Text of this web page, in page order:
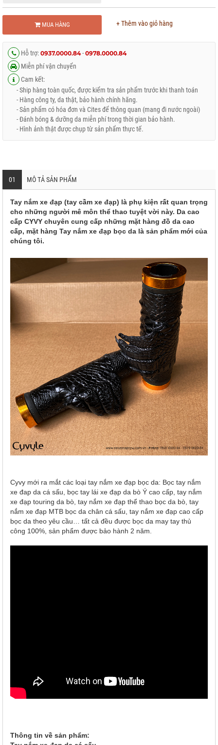
MUA HÀNG + Thêm vào giỏ hàng
Hỗ trợ: 0937.0000.84- 0978.0000.84
Miễn phí vận chuyển
Cam kết:
- Ship hàng toàn quốc, được kiểm tra sản phẩm trước khi thanh toán
- Hàng công ty, da thật, bảo hành chính hãng.
- Sản phẩm có hóa đơn và Cites để thông quan (mang đi nước ngoài)
- Đánh bóng & dưỡng da miễn phí trong thời gian bảo hành.
- Hình ảnh thật được chụp từ sản phẩm thực tế.
01 MÔ TẢ SẢN PHẨM
Tay nắm xe đạp (tay cầm xe đạp) là phụ kiện rất quan trọng
cho những người mê môn thể thao tuyệt vời này. Da cao
cấp CYVY chuyên cung cấp những mặt hàng đồ da cao
cấp, mặt hàng Tay nắm xe đạp bọc da là sản phẩm mới của
chúng tôi.
Cyvy mới ra mắt các loại tay nắm xe đạp bọc da: Bọc tay nắm
xe đap da cá sấu, bọc tay lái xe đạp da bò Ý cao cấp, tay nắm
xe đạp touring da bò, tay nắm xe đạp thể thao bọc da bò, tay
nắm xe đạp MTB bọc da chân cá sấu, tay nắm xe đạp cao cấp
bọc da theo yêu cầu… tất cả đều được bọc da may tay thủ
công 100%, sản phẩm được bảo hành 2 năm.
Thông tin về sản phẩm: